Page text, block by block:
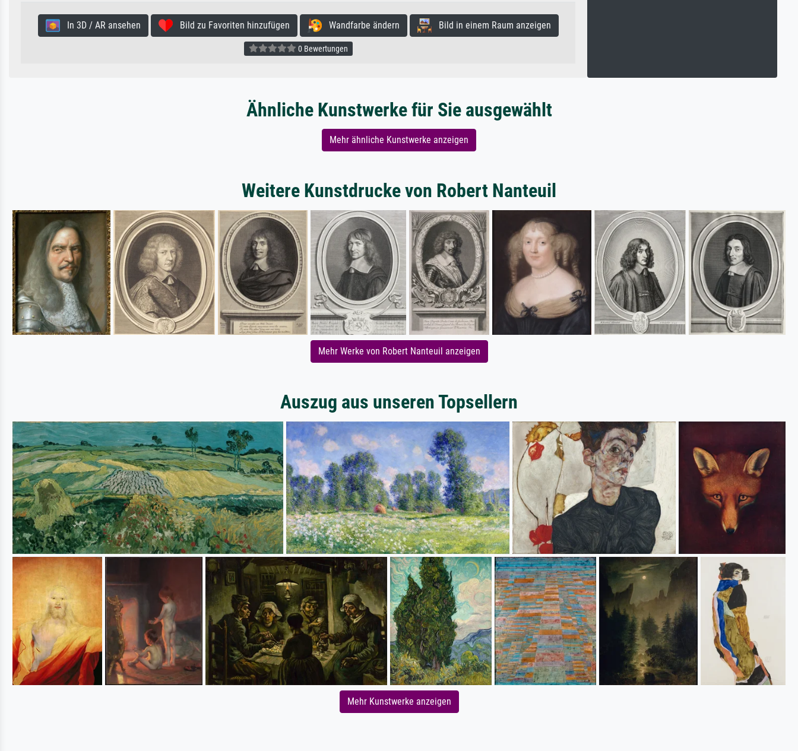
In 3D / AR ansehen Bild zu Favoriten hinzufügen Wandfarbe ändern Bild in einem Raum anzeigen
0 Bewertungen
Ähnliche Kunstwerke für Sie ausgewählt
Mehr ähnliche Kunstwerke anzeigen
Weitere Kunstdrucke von Robert Nanteuil
Mehr Werke von Robert Nanteuil anzeigen
Auszug aus unseren Topsellern
Mehr Kunstwerke anzeigen